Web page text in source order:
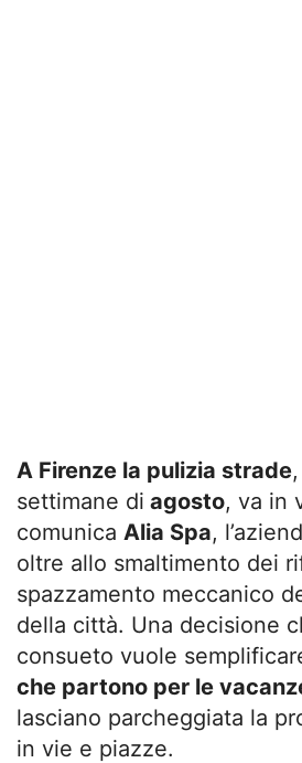
A Firenze la pulizia strade
settimane di agosto, va in
comunica Alia Spa,
oltre allo smaltimento dei
spazzamento meccanico
della città. Una decisione
consueto vuole
che partono per le
lasciano parcheggiata la
in vie e piazze.